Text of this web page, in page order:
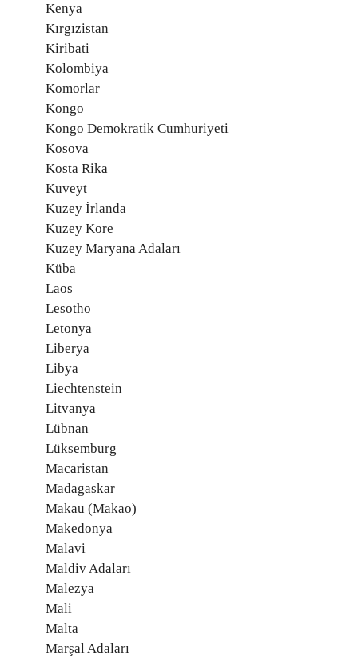
Kenya
Kırgızistan
Kiribati
Kolombiya
Komorlar
Kongo
Kongo Demokratik Cumhuriyeti
Kosova
Kosta Rika
Kuveyt
Kuzey İrlanda
Kuzey Kore
Kuzey Maryana Adaları
Küba
Laos
Lesotho
Letonya
Liberya
Libya
Liechtenstein
Litvanya
Lübnan
Lüksemburg
Macaristan
Madagaskar
Makau (Makao)
Makedonya
Malavi
Maldiv Adaları
Malezya
Mali
Malta
Marşal Adaları